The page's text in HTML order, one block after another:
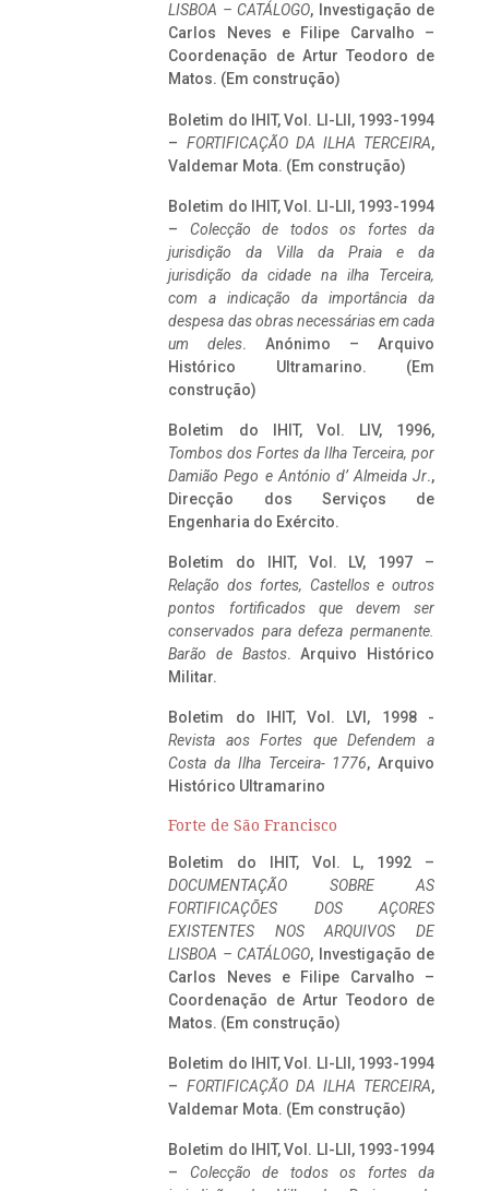
LISBOA – CATÁLOGO, Investigação de
Carlos Neves e Filipe Carvalho –
Coordenação de Artur Teodoro de
Matos. (Em construção)
Boletim do IHIT, Vol. LI-LII, 1993-1994
– FORTIFICAÇÃO DA ILHA TERCEIRA,
Valdemar Mota. (Em construção)
Boletim do IHIT, Vol. LI-LII, 1993-1994
– Colecção de todos os fortes da
jurisdição da Villa da Praia e da
jurisdição da cidade na ilha Terceira,
com a indicação da importância da
despesa das obras necessárias em cada
um deles. Anónimo – Arquivo
Histórico Ultramarino. (Em
construção)
Boletim do IHIT, Vol. LIV, 1996,
Tombos dos Fortes da Ilha Terceira, por
Damião Pego e António d’ Almeida Jr.,
Direcção dos Serviços de
Engenharia do Exército.
Boletim do IHIT, Vol. LV, 1997 –
Relação dos fortes, Castellos e outros
pontos fortificados que devem ser
conservados para defeza permanente.
Barão de Bastos. Arquivo Histórico
Militar.
Boletim do IHIT, Vol. LVI, 1998 -
Revista aos Fortes que Defendem a
Costa da Ilha Terceira- 1776, Arquivo
Histórico Ultramarino
Forte de São Francisco
Boletim do IHIT, Vol. L, 1992 –
DOCUMENTAÇÃO SOBRE AS
FORTIFICAÇÕES DOS AÇORES
EXISTENTES NOS ARQUIVOS DE
LISBOA – CATÁLOGO, Investigação de
Carlos Neves e Filipe Carvalho –
Coordenação de Artur Teodoro de
Matos. (Em construção)
Boletim do IHIT, Vol. LI-LII, 1993-1994
– FORTIFICAÇÃO DA ILHA TERCEIRA,
Valdemar Mota. (Em construção)
Boletim do IHIT, Vol. LI-LII, 1993-1994
– Colecção de todos os fortes da